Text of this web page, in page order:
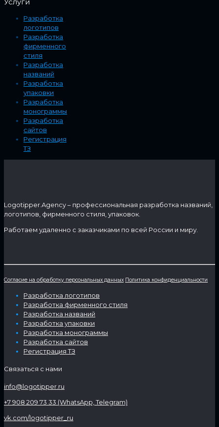
Разработка
логотипов
Разработка
фирменного
стиля
Разработка
названий
Разработка
упаковки
Разработка
монограммы
Разработка
сайтов
Регистрация
ТЗ
Logotipper.Agency – профессиональная разработка названий,
логотипов, фирменного стиля, упаковок.
Работаем удаленно с заказчиками по всей России и миру.
Согласие на обработку персональных данных Политика конфиденциальности
Разработка логотипов
Разработка фирменного стиля
Разработка названий
Разработка упаковки
Разработка монограммы
Разработка сайтов
Регистрация ТЗ
Связаться с нами
info@logotipper.ru
+7 908 209 73 33 (WhatsApp, Telegram)
vk.com/logotipper_ru